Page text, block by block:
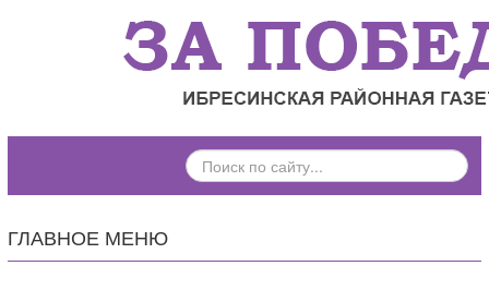
ПОИСК
ПО
ГЛАВНОЕ МЕНЮ